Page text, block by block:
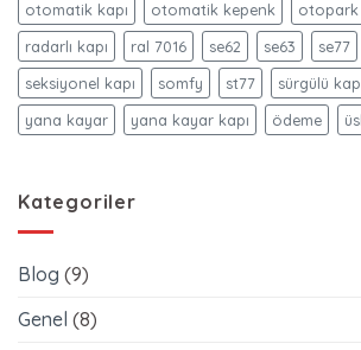
otomatik kapı
otomatik kepenk otopark
radarlı kapı
ral 7016 se62 se63 se77
seksiyonel kapı
somfy st77 sürgülü
yana kayar
yana kayar kapı ödeme
Kategoriler
Blog (9)
Genel (8)